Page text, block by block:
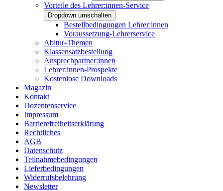
Vorteile des Lehrer:innen-Service
Dropdown umschalten
Bestellbedingungen Lehrer:innen
Voraussetzung-Lehrerservice
Abitur-Themen
Klassensatzbestellung
Ansprechpartner:innen
Lehrer:innen-Prospekte
Kostenlose Downloads
Magazin
Kontakt
Dozentenservice
Impressum
Barrierefreiheitserklärung
Rechtliches
AGB
Datenschutz
Teilnahmebedingungen
Lieferbedingungen
Widerrufsbelehrung
Newsletter